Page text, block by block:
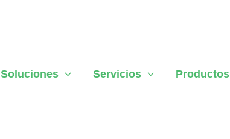
Soluciones Servicios Productos